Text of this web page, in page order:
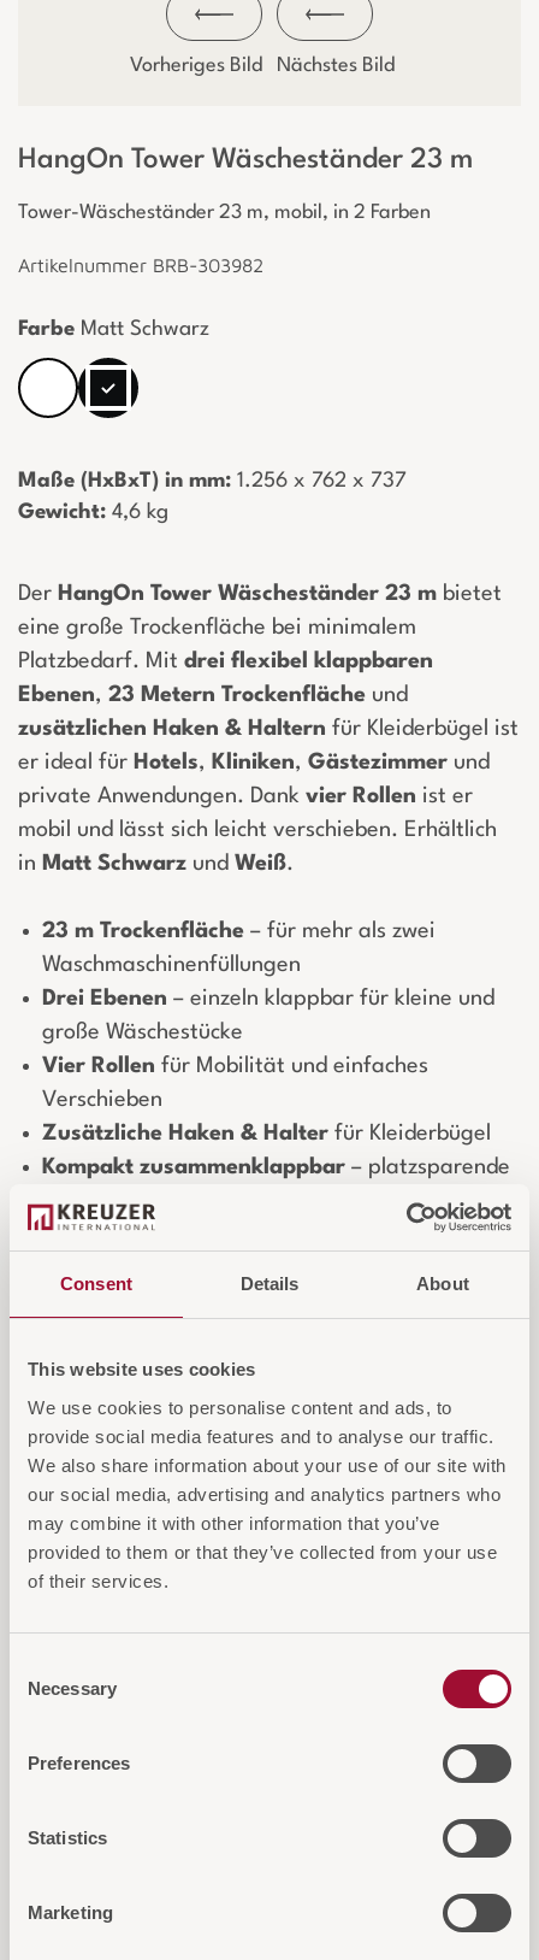
Consent Details About
This website uses cookies
We use cookies to personalise content and ads, to
provide social media features and to analyse our traffic.
We also share information about your use of our site with
our social media, advertising and analytics partners who
may combine it with other information that you’ve
provided to them or that they’ve collected from your use
of their services.
Selection
Necessary
Preferences
Statistics
Marketing
Vorheriges Bild Nächstes Bild
HangOn Tower Wäscheständer 23 m
Tower-Wäscheständer 23 m, mobil, in 2 Farben
Artikelnummer BRB-303982
Farbe Matt Schwarz
Maße (HxBxT) in mm: ­ 1.256 x 762 x 737
Gewicht: ­ 4,6 kg
Der HangOn Tower Wäscheständer 23 m bietet
eine große Trockenfläche bei minimalem
Platzbedarf. Mit drei flexibel klappbaren
Ebenen, 23 Metern Trockenfläche und
zusätzlichen Haken & Haltern für Kleiderbügel ist
er ideal für Hotels, Kliniken, Gästezimmer und
private Anwendungen. Dank vier Rollen ist er
mobil und lässt sich leicht verschieben. Erhältlich
in Matt Schwarz und Weiß.
23 m Trockenfläche – für mehr als zwei
Waschmaschinenfüllungen
Drei Ebenen – einzeln klappbar für kleine und
große Wäschestücke
Vier Rollen für Mobilität und einfaches
Verschieben
Zusätzliche Haken & Halter für Kleiderbügel
Kompakt zusammenklappbar – platzsparende
Aufbewahrung
Transport-Sicherungen
fixieren den Rahmen
Nachhaltig: 38 % recyceltes Material, 96 %
recycelbar, Cradle-to-Cradle® Silber
Login für Preise und Warenkorb
Diese Artikel könnten Sie auch